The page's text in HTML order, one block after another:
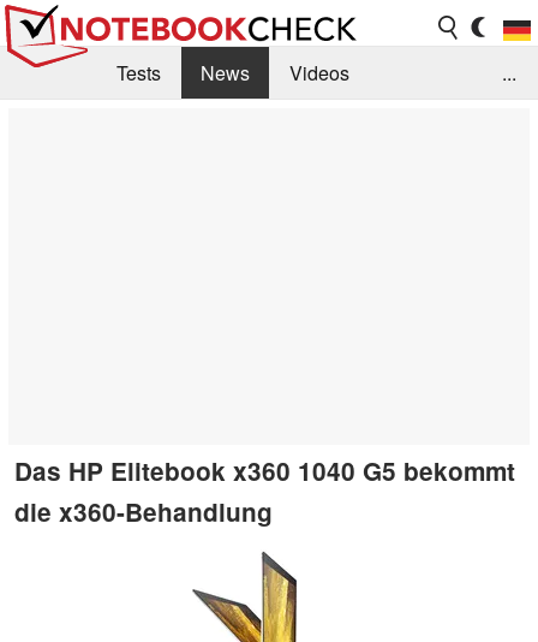
Tests News
Videos
...
Das HP Elitebook x360 1040 G5 bekommt
die x360-Behandlung